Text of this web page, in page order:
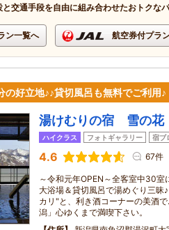
と交通手段を自由に組み合わせたおトクな
ン一覧へ 航空券付プラ
好立地♪♪貸切風呂も無料でご利用♪
湯けむりの宿 雪の花
ハイクラス フォトギャラリー 宿ブ
4.6 67件
～令和元年OPEN～全客室中30室
大浴場＆貸切風呂で湯めぐり三
カリ"と、利き酒コーナーの美酒
潟」心ゆくまで満喫下さい。